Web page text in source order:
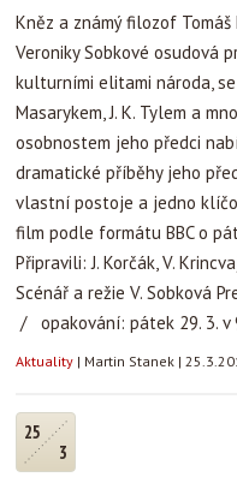
Kněz a známý filozof
Veroniky Sobkové osudová
kulturními elitami národa,
Masarykem, J. K. Tylem a
osobnostem jeho předci
dramatické příběhy jeho
vlastní postoje a jedno
film podle formátu BBC o
Připravili: J. Korčák, V.
Scénář a režie V. Sobková
/ opakování: pátek 29. 3. v
Aktuality | Martin Stanek |
25
3